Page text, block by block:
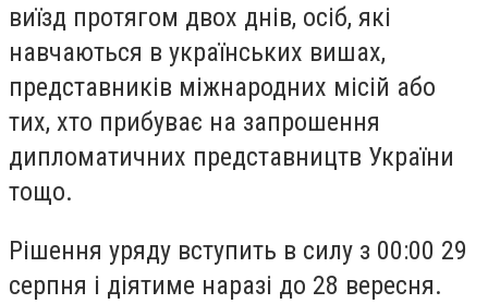
виїзд протягом двох днів, осіб, які
навчаються в українських вишах,
представників міжнародних місій або
тих, хто прибуває на запрошення
дипломатичних представництв України
тощо.
Рішення уряду вступить в силу з 00:00 29
серпня і діятиме наразі до 28 вересня.